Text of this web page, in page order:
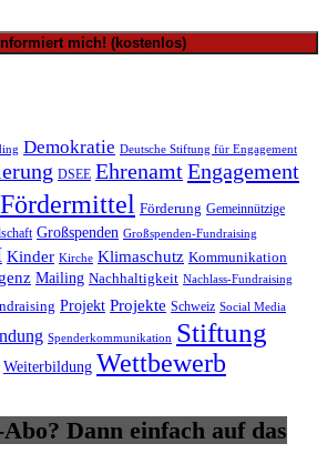
Demokratie Deutsche Stiftung für Engagement
DSEE EhrenamtEngagement
Fördermittel Förderung Gemeinnützige
Großspenden Großspenden-Fundraising
Kinder Kirche Klimaschutz Kommunikation
Mailing Nachhaltigkeit Nachlass-Fundraising
Projekt Projekte Schweiz Social Media
Spenderkommunikation Stiftung
Weiterbildung Wettbewerb
Dann einfach auf das